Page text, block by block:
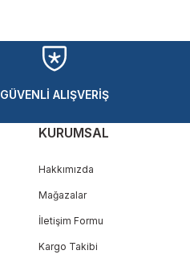
GÜVENLİ ALIŞVERİŞ
KURUMSAL
Hakkımızda
Mağazalar
İletişim Formu
Kargo Takibi